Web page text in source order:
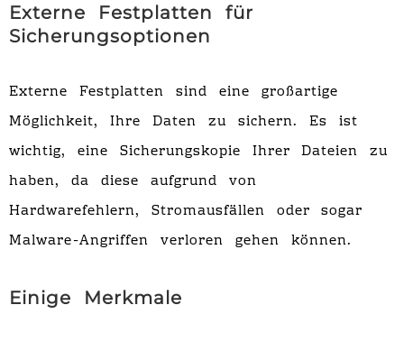
Externe Festplatten für
Sicherungsoptionen
Externe Festplatten sind eine großartige
Möglichkeit, Ihre Daten zu sichern. Es ist
wichtig, eine Sicherungskopie Ihrer Dateien zu
haben, da diese aufgrund von
Hardwarefehlern, Stromausfällen oder sogar
Malware-Angriffen verloren gehen können.
Einige Merkmale